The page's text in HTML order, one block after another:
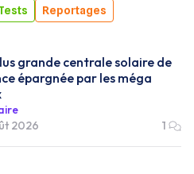
Reportages
grande centrale solaire de
épargnée par les méga
2026
1